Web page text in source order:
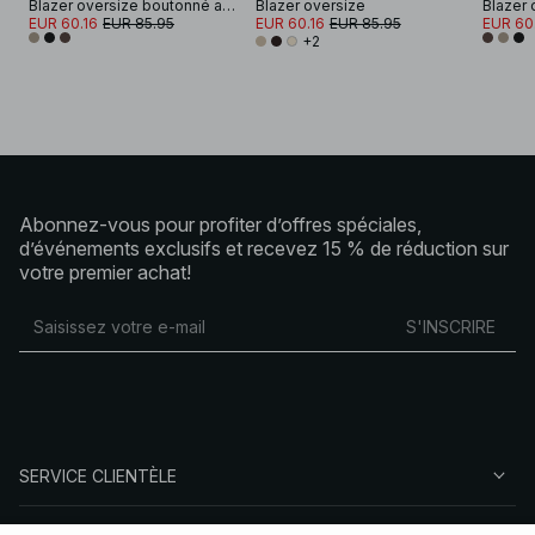
Blazer oversize boutonné au dos
EUR 60.16 EUR 85.95
Blazer oversize
EUR 60.16 EUR 85.95
+2
EUR
Abonnez-vous pour profiter d’offres spéciales,
d’événements exclusifs et recevez 15 % de réduction sur
votre premier achat!
S'INSCRIRE
SERVICE CLIENTÈLE